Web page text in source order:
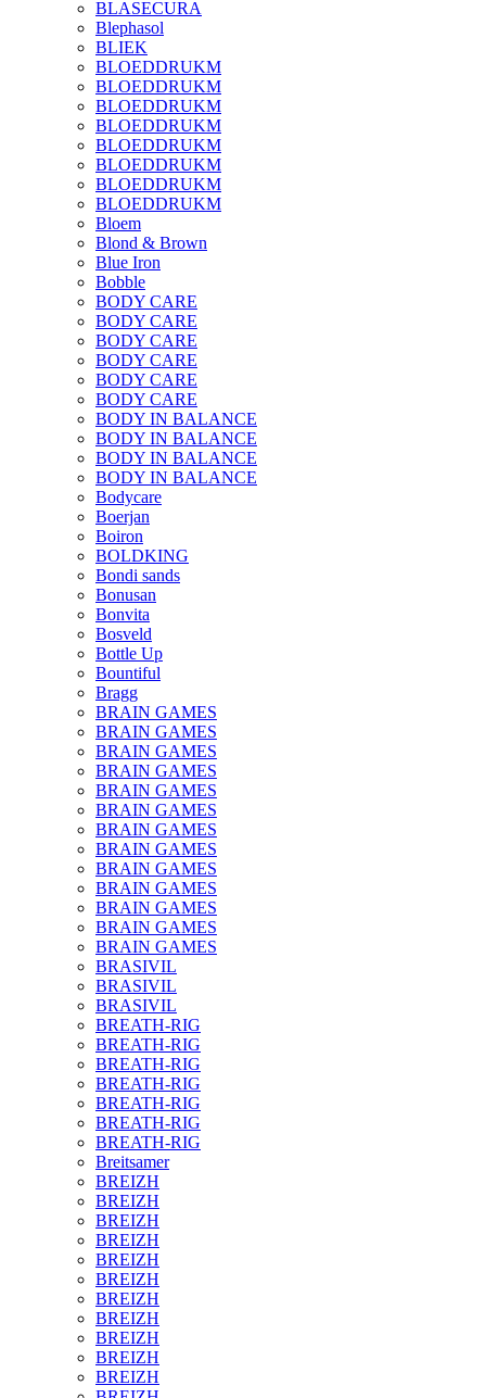
BLASECURA
Blephasol
BLIEK
BLOEDDRUKM
BLOEDDRUKM
BLOEDDRUKM
BLOEDDRUKM
BLOEDDRUKM
BLOEDDRUKM
BLOEDDRUKM
BLOEDDRUKM
Bloem
Blond & Brown
Blue Iron
Bobble
BODY CARE
BODY CARE
BODY CARE
BODY CARE
BODY CARE
BODY CARE
BODY IN BALANCE
BODY IN BALANCE
BODY IN BALANCE
BODY IN BALANCE
Bodycare
Boerjan
Boiron
BOLDKING
Bondi sands
Bonusan
Bonvita
Bosveld
Bottle Up
Bountiful
Bragg
BRAIN GAMES
BRAIN GAMES
BRAIN GAMES
BRAIN GAMES
BRAIN GAMES
BRAIN GAMES
BRAIN GAMES
BRAIN GAMES
BRAIN GAMES
BRAIN GAMES
BRAIN GAMES
BRAIN GAMES
BRAIN GAMES
BRASIVIL
BRASIVIL
BRASIVIL
BREATH-RIG
BREATH-RIG
BREATH-RIG
BREATH-RIG
BREATH-RIG
BREATH-RIG
BREATH-RIG
Breitsamer
BREIZH
BREIZH
BREIZH
BREIZH
BREIZH
BREIZH
BREIZH
BREIZH
BREIZH
BREIZH
BREIZH